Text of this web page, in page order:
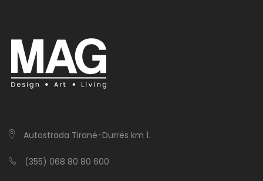
Autostrada Tiranë-Durrës km 1.
(355) 068 80 80 600